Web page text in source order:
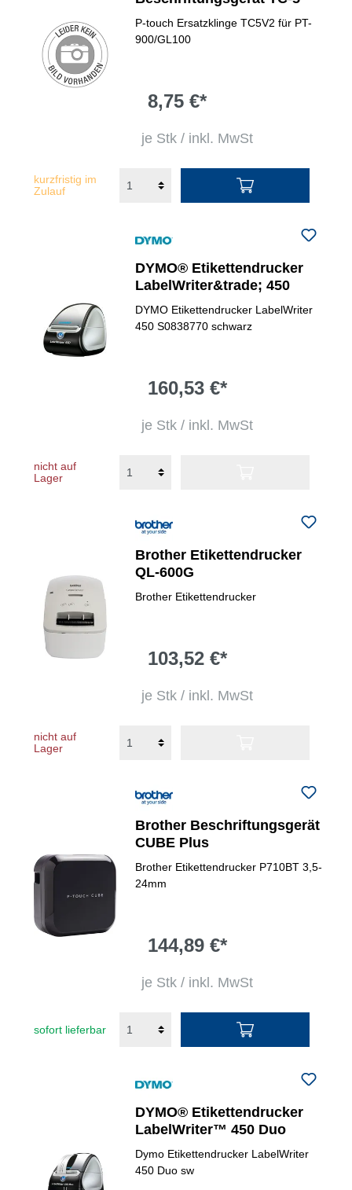
P-touch Ersatzklinge TC5V2 für PT-
900/GL100
8,75 €*
je Stk / inkl. MwSt
kurzfristig im
Zulauf
DYMO® Etikettendrucker
LabelWriter&trade; 450
DYMO Etikettendrucker LabelWriter
450 S0838770 schwarz
160,53 €*
je Stk / inkl. MwSt
nicht auf
Lager
Brother Etikettendrucker
QL-600G
Brother Etikettendrucker
103,52 €*
je Stk / inkl. MwSt
nicht auf
Lager
Brother Beschriftungsgerät
CUBE Plus
Brother Etikettendrucker P710BT 3,5-
24mm
144,89 €*
je Stk / inkl. MwSt
sofort lieferbar
DYMO® Etikettendrucker
LabelWriter™ 450 Duo
Dymo Etikettendrucker LabelWriter
450 Duo sw